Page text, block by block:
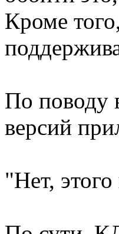
Кроме
По поводу
версий
"Нет, этого